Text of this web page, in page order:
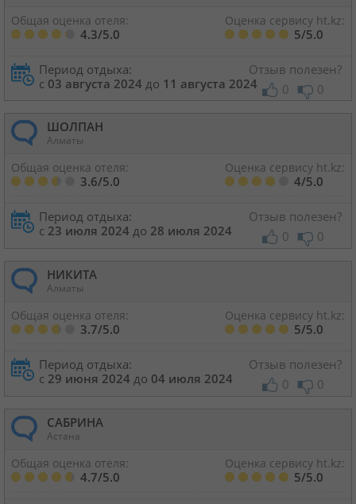
Общая оценка отеля:
4.3/5.0
Оценка сервису ht.kz:
5/5.0
Период отдыха:
с 03 августа 2024 до 11 августа 2024
Отзыв полезен?
0
0
ШОЛПАН
Алматы
Общая оценка отеля:
3.6/5.0
Оценка сервису ht.kz:
4/5.0
Период отдыха:
с 23 июля 2024 до 28 июля 2024
Отзыв полезен?
0
0
НИКИТА
Алматы
Общая оценка отеля:
3.7/5.0
Оценка сервису ht.kz:
5/5.0
Период отдыха:
с 29 июня 2024 до 04 июля 2024
Отзыв полезен?
0
0
САБРИНА
Астана
Общая оценка отеля:
4.7/5.0
Оценка сервису ht.kz:
5/5.0